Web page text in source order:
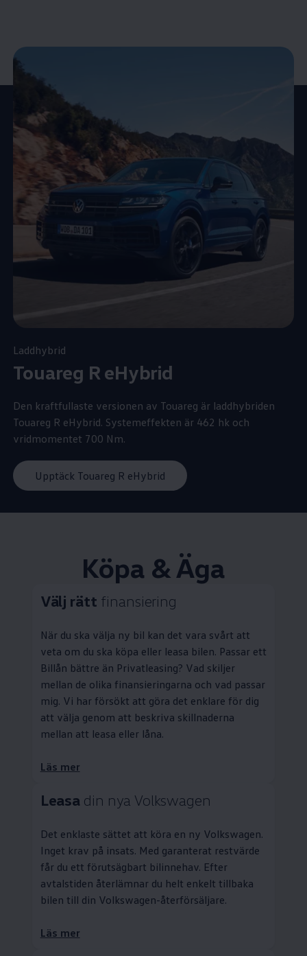
Laddhybrid
Touareg R eHybrid
Den kraftfullaste versionen av Touareg är laddhybriden
Touareg R eHybrid. Systemeffekten är 462 hk och
vridmomentet 700 Nm.
Upptäck Touareg R eHybrid
Köpa & Äga
Välj rätt finansiering
När du ska välja ny bil kan det vara svårt att
veta om du ska köpa eller leasa bilen. Passar ett
Billån bättre än Privatleasing? Vad skiljer
mellan de olika finansieringarna och vad passar
mig. Vi har försökt att göra det enklare för dig
att välja genom att beskriva skillnaderna
mellan att leasa eller låna.
Läs mer
Leasa din nya Volkswagen
Det enklaste sättet att köra en ny Volkswagen.
Inget krav på insats. Med garanterat restvärde
får du ett förutsägbart bilinnehav. Efter
avtalstiden återlämnar du helt enkelt tillbaka
bilen till din Volkswagen-återförsäljare.
Läs mer